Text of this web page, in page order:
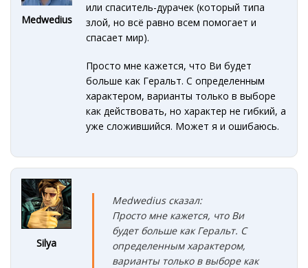
Medwedius
или спаситель-дурачек (который типа
злой, но всё равно всем помогает и
спасает мир).
Просто мне кажется, что Ви будет
больше как Геральт. С определенным
характером, варианты только в выборе
как действовать, но характер не гибкий, а
уже сложившийся. Может я и ошибаюсь.
Silya
Medwedius сказал:
Просто мне кажется, что Ви
будет больше как Геральт. С
определенным характером,
варианты только в выборе как